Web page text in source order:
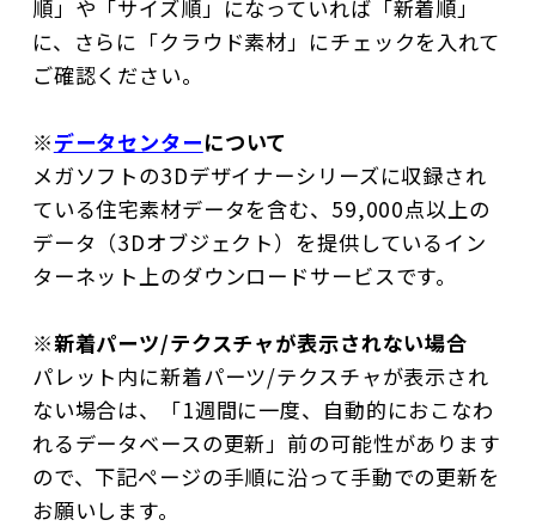
順」や「サイズ順」になっていれば「新着順」
に、さらに「クラウド素材」にチェックを入れて
ご確認ください。
※データセンターについて
メガソフトの3Dデザイナーシリーズに収録され
ている住宅素材データを含む、59,000点以上の
データ（3Dオブジェクト）を提供しているイン
ターネット上のダウンロードサービスです。
※新着パーツ/テクスチャが表示されない場合
パレット内に新着パーツ/テクスチャが表示され
ない場合は、「1週間に一度、自動的におこなわ
れるデータベースの更新」前の可能性があります
ので、下記ページの手順に沿って手動での更新を
お願いします。